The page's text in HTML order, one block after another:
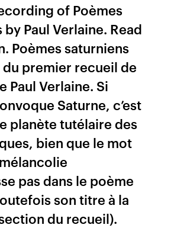
of Poèmes
Paul Verlaine. Read
Poèmes saturniens
premier recueil de
Paul Verlaine. Si
Saturne, c’est
planète tutélaire des
bien que le mot
pas dans le poème
son titre à la
du recueil).